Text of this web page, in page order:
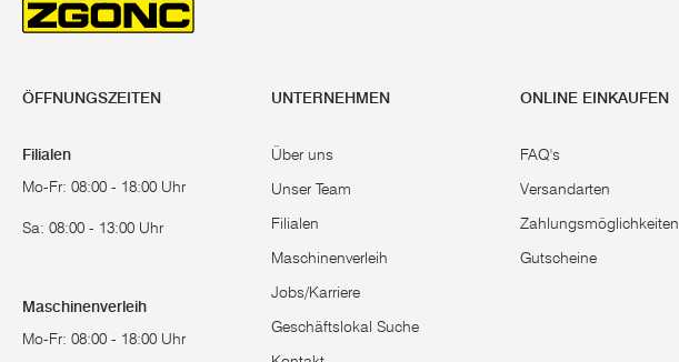
ÖFFNUNGSZEITEN
Filialen
Mo-Fr: 08:00 - 18:00 Uhr
Sa: 08:00 - 13:00 Uhr
Maschinenverleih
Mo-Fr: 08:00 - 18:00 Uhr
UNTERNEHMEN
Über uns
Unser Team
Filialen
Maschinenverleih
Jobs/Karriere
Geschäftslokal Suche
ONLINE EINKAUFEN
FAQ's
Versandarten
Zahlungsmöglichkeiten
Gutscheine